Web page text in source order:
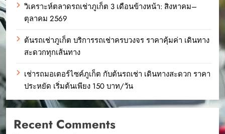
วิเคราะห์ตลาดรถเช่าภูเก็ต 3 เดือนข้างหน้า: สิงหาคม–
ตุลาคม 2569
ต้นรถเช่าภูเก็ต บริการรถเช่าครบวงจร ราคาคุ้มค่า เดินทาง
สะดวกทุกเส้นทาง
เช่ารถมอเตอร์ไซค์ภูเก็ต กับต้นรถเช่า เดินทางสะดวก ราคา
ประหยัด เริ่มต้นเพียง 150 บาท/วัน
Recent Comments